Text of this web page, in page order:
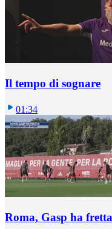
Il tempo di sognare
01:34
Roma, Gasp ha fretta